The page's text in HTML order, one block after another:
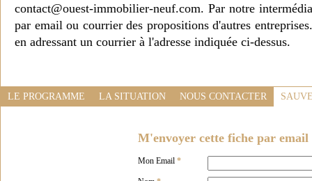
contact@ouest-immobilier-neuf.com. Par notre
par email ou courrier des propositions d'autres
en adressant un courrier à l'adresse indiquée ci-dessus.
LE PROGRAMME LA SITUATION NOUS CONTACTER
M'envoyer cette fiche par email
Mon Email *